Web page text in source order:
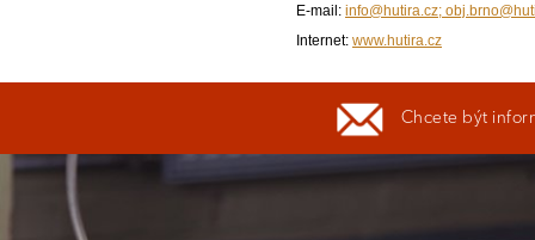
E-mail: info@hutira.cz;
Internet: www.hutira.cz
Chcete být